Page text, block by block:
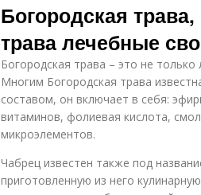
Богородская
трава лечебные
Богородская трава – это не только
Многим Богородская трава
составом, он включает в себя:
витаминов, фолиевая кислота,
микроэлементов.
Чабрец известен также под
приготовленную из него